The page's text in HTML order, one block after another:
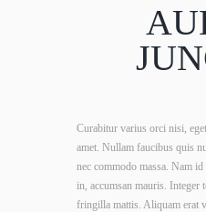
Curabitur varius orci nisi,
amet. Nullam faucibus quis
nec commodo massa. Nam
in, accumsan mauris. Integer
fringilla mattis. Aliquam erat